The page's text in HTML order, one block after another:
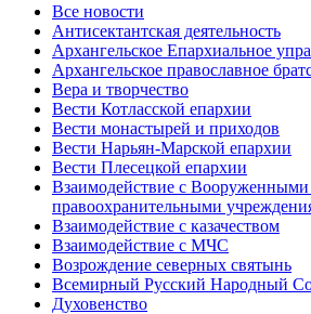
Все новости
Антисектантская деятельность
Архангельское Епархиальное
Архангельское православное
Вера и творчество
Вести Котласской епархии
Вести монастырей и приходов
Вести Нарьян-Марской епархии
Вести Плесецкой епархии
Взаимодействие с
правоохранительными
Взаимодействие с казачеством
Взаимодействие с МЧС
Возрождение северных святынь
Всемирный Русский Народный
Духовенство